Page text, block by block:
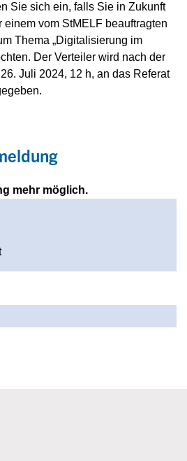
Sie sich ein, falls Sie in Zukunft
vom StMELF beauftragten
Thema „Digitalisierung im
Der Verteiler wird nach der
Juli 2024, 12 h, an das Referat
mehr möglich.